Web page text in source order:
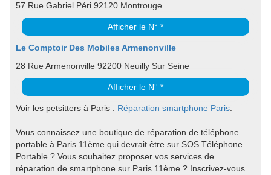
57 Rue Gabriel Péri 92120 Montrouge
Afficher le N° *
Le Comptoir Des Mobiles Armenonville
28 Rue Armenonville 92200 Neuilly Sur Seine
Afficher le N° *
Voir les petsitters à Paris : Réparation smartphone Paris
Vous connaissez une boutique de réparation de téléphone
portable à Paris 11ème qui devrait être sur SOS Téléphone
Portable ? Vous souhaitez proposer vos services de
réparation de smartphone sur Paris 11ème ? Inscrivez-vous